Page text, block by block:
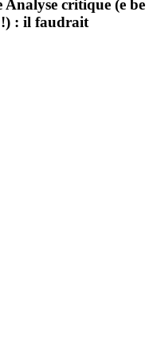
critique (e be
!) : il faudrait